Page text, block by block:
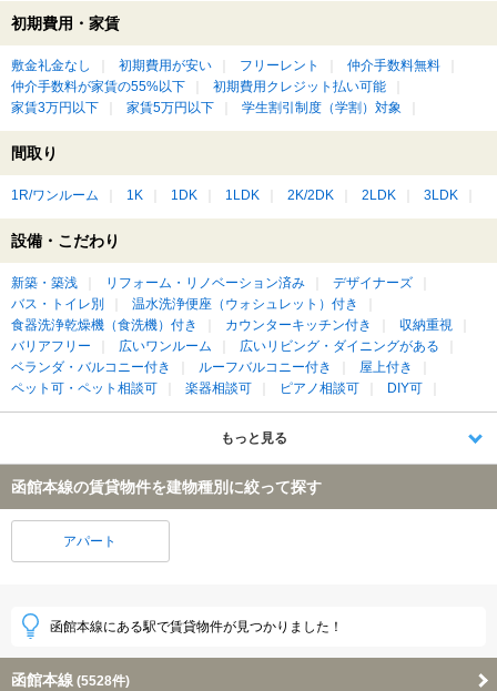
初期費用・家賃
敷金礼金なし 初期費用が安い フリーレント
仲介手数料無料
仲介手数料が家賃の55%以下
初期費用クレジット払い可能
家賃3万円以下
家賃5万円以下 学生割引制度（学割）対象
間取り
1R/ワンルーム 1K 1DK 1LDK 2K/2DK 2LDK 3LDK
設備・こだわり
新築・築浅 リフォーム・リノベーション済み
デザイナーズ
バス・トイレ別
温水洗浄便座（ウォシュレット）付き
食器洗浄乾燥機（食洗機）付き
カウンターキッチン付き
収納重視
バリアフリー
広いワンルーム
広いリビング・ダイニングがある
ベランダ・バルコニー付き
ルーフバルコニー付き
屋上付き
ペット可・ペット相談可
楽器相談可 ピアノ相談可 DIY可
もっと見る
函館本線の賃貸物件を建物種別に絞って探す
アパート
函館本線にある駅で賃貸物件が見つかりました！
函館本線 (5528件)